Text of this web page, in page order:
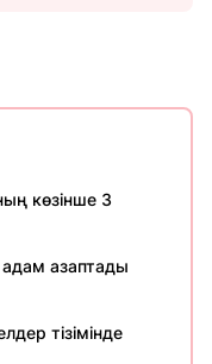
көзінше 3
азаптады
тізімінде